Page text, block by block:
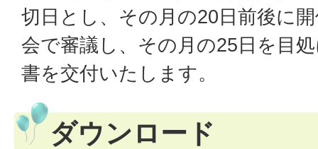
切日とし、その月の20日前後に
会で審議し、その月の25日を目
書を交付いたします。
ダウンロード